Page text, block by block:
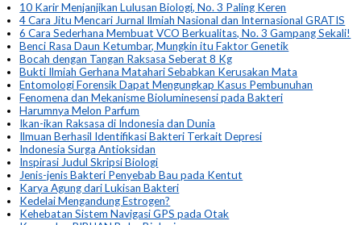
10 Karir Menjanjikan Lulusan Biologi, No. 3 Paling Keren
4 Cara Jitu Mencari Jurnal Ilmiah Nasional dan Internasional GRATIS
6 Cara Sederhana Membuat VCO Berkualitas, No. 3 Gampang Sekali!
Benci Rasa Daun Ketumbar, Mungkin itu Faktor Genetik
Bocah dengan Tangan Raksasa Seberat 8 Kg
Bukti Ilmiah Gerhana Matahari Sebabkan Kerusakan Mata
Entomologi Forensik Dapat Mengungkap Kasus Pembunuhan
Fenomena dan Mekanisme Bioluminesensi pada Bakteri
Harumnya Melon Parfum
Ikan-ikan Raksasa di Indonesia dan Dunia
Ilmuan Berhasil Identifikasi Bakteri Terkait Depresi
Indonesia Surga Antioksidan
Inspirasi Judul Skripsi Biologi
Jenis-jenis Bakteri Penyebab Bau pada Kentut
Karya Agung dari Lukisan Bakteri
Kedelai Mengandung Estrogen?
Kehebatan Sistem Navigasi GPS pada Otak